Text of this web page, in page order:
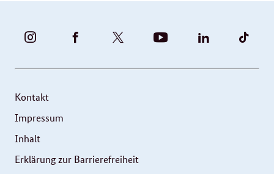
BUNDESFAMILIENMINISTERIUM
INSTAGRAM
UND
VIDEOS
BUNDESFAMILIENMINISTERIUM
FACEBOOK
FAMILIENMINISTERIUM
|
BMBFSFJ
YOUTUBE
BMFSFJ
LINKEDIN
Kontakt
Impressum
Inhalt
Erklärung zur Barrierefreiheit